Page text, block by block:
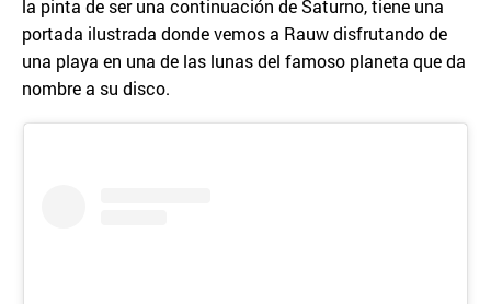
la pinta de ser una continuación de Saturno, tiene una
portada ilustrada donde vemos a Rauw disfrutando de
una playa en una de las lunas del famoso planeta que da
nombre a su disco.